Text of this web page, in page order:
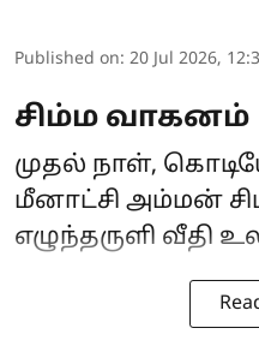
Published on: 20 Jul 2026,
சிம்ம வாகனம்
முதல் நாள்,
மீனாட்சி அம்மன்
எழுந்தருளி வீதி